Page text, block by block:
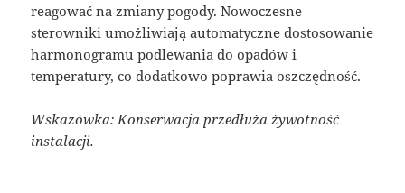
reagować na zmiany pogody. Nowoczesne
sterowniki umożliwiają automatyczne dostosowanie
harmonogramu podlewania do opadów i
temperatury, co dodatkowo poprawia oszczędność.
Wskazówka: Konserwacja przedłuża żywotność
instalacji.